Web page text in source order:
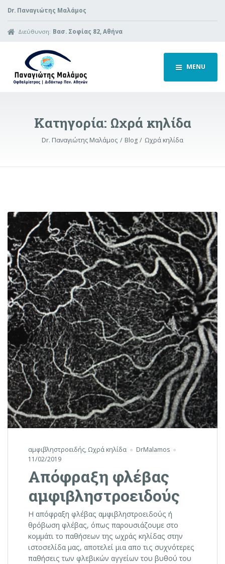
Dr. Παναγιώτης Μαλάμος
Διεύθυνση: Βασ. Σοφίας 82, Αθήνα
MENU
Κατηγορία: Ωχρά κηλίδα
Dr. Παναγιώτης Μαλάμος Blog Ωχρά κηλίδα
αμφιβληστροειδής,Ωχρά κηλίδα
DrMalamos
11/02/2019
Απόφραξη φλέβας
αμφιβληστροειδούς
Η απόφραξη φλέβας αμφιβληστροειδούς ή
θρόβωση φλέβας, όπως παρουσιάζουμε στο
κομμάτι το παθήσεων της ωχράς κηλίδας στην
ιστοσελίδα μας, αποτελεί μια απο τις συχνότερες
παθήσεις των φλεβικών αγγείων του βυθού του